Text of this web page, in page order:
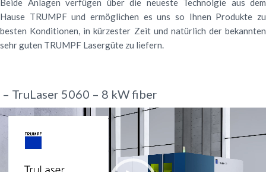
Beide Anlagen verfügen über die neueste Technolgie aus dem
Hause TRUMPF und ermöglichen es uns so Ihnen Produkte zu
besten Konditionen, in kürzester Zeit und natürlich der bekannten
sehr guten TRUMPF Lasergüte zu liefern.
– TruLaser 5060 – 8 kW fiber
Video-